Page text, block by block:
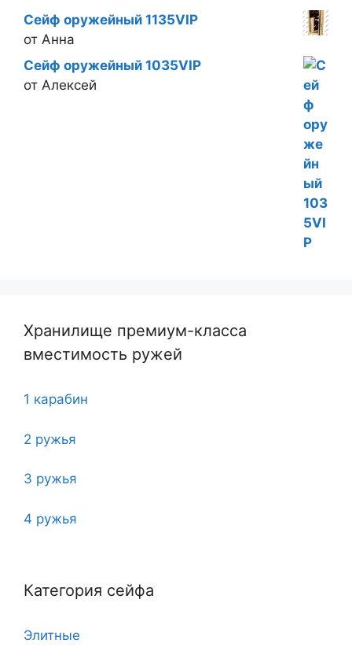
Сейф оружейный 1135VIP
от Анна
Сейф оружейный 1035VIP
от Алексей
Хранилище премиум-класса
вместимость ружей
1 карабин
2 ружья
3 ружья
4 ружья
6
7
Категория сейфа
Элитные